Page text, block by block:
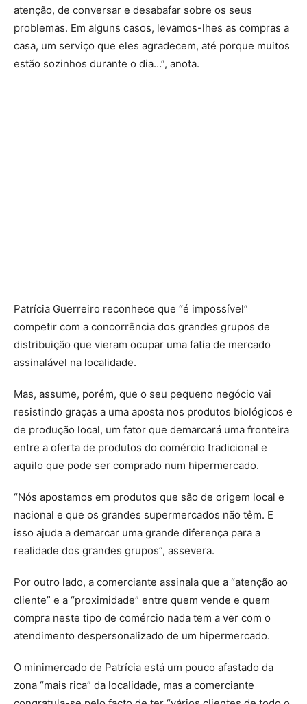
atenção, de conversar e desabafar sobre os seus
problemas. Em alguns casos, levamos-lhes as compras a
casa, um serviço que eles agradecem, até porque muitos
estão sozinhos durante o dia…”, anota.
Patrícia Guerreiro reconhece que “é impossível”
competir com a concorrência dos grandes grupos de
distribuição que vieram ocupar uma fatia de mercado
assinalável na localidade.
Mas, assume, porém, que o seu pequeno negócio vai
resistindo graças a uma aposta nos produtos biológicos e
de produção local, um fator que demarcará uma fronteira
entre a oferta de produtos do comércio tradicional e
aquilo que pode ser comprado num hipermercado.
“Nós apostamos em produtos que são de origem local e
nacional e que os grandes supermercados não têm. E
isso ajuda a demarcar uma grande diferença para a
realidade dos grandes grupos”, assevera.
Por outro lado, a comerciante assinala que a “atenção ao
cliente” e a “proximidade” entre quem vende e quem
compra neste tipo de comércio nada tem a ver com o
atendimento despersonalizado de um hipermercado.
O minimercado de Patrícia está um pouco afastado da
zona “mais rica” da localidade, mas a comerciante